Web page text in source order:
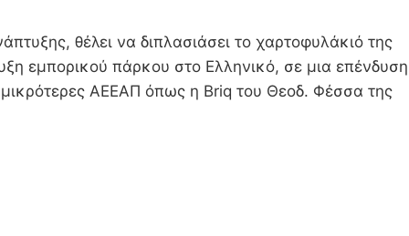
θέλει να διπλασιάσει το χαρτοφυλάκιό της
εμπορικού πάρκου στο Ελληνικό, σε μια επένδυση
ΑΕΕΑΠ όπως η Briq του Θεοδ. Φέσσα της